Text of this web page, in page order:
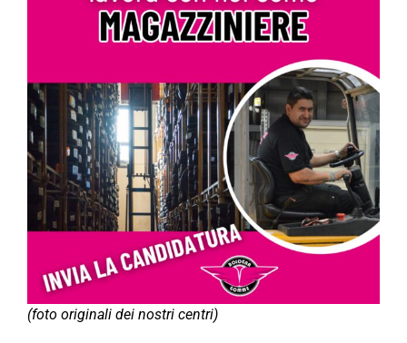
(foto originali dei nostri centri)